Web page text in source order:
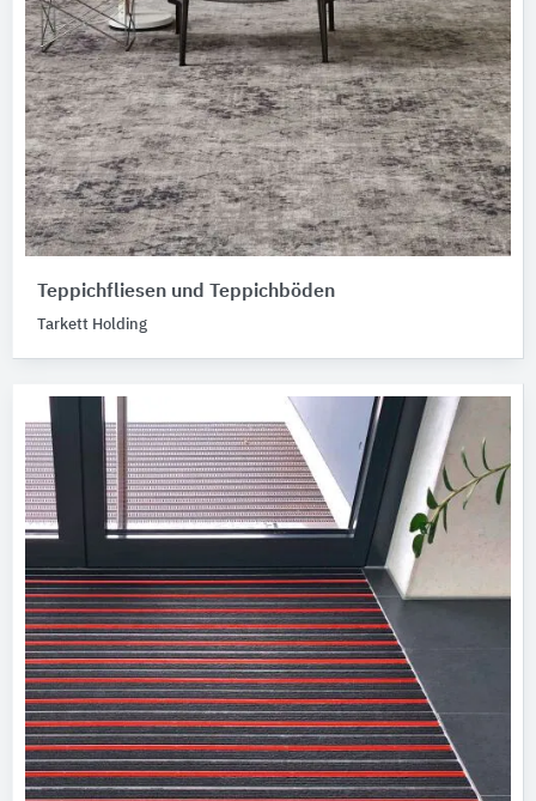
Teppichfliesen und Teppichböden
Tarkett Holding